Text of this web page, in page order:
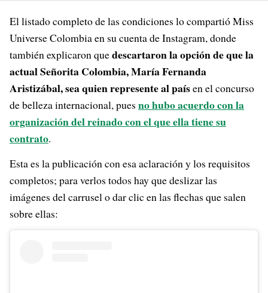
El listado completo de las condiciones lo compartió Miss
Universe Colombia en su cuenta de Instagram, donde
también explicaron quedescartaron la opción de que la
actual Señorita Colombia, María Fernanda
Aristizábal, sea quien represente al paísen el concurso
de belleza internacional, pues no hubo acuerdo con la
organización del reinado con el que ella tiene su
contrato.
Esta es la publicación con esa aclaración y los requisitos
completos; para verlos todos hay que deslizar las
imágenes del carrusel o dar clic en las flechas que salen
sobre ellas: